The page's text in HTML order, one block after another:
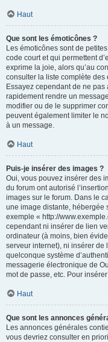
Haut
Que sont les émoticônes ?
Les émoticônes sont de
code court et qui permettent
exprime la joie, alors qu’au
consulter la liste complète
Essayez cependant de ne
rapidement rendre un
modifier ou de le supprimer
peuvent également limiter le
à un message.
Haut
Puis-je insérer des images ?
Oui, vous pouvez insérer des
du forum ont autorisé
images sur le forum. Dans le
une image distante, hébergée
exemple « http://
cependant ni insérer de lien
ordinateur (à moins, bien
serveur internet), ni insérer
quelconque système
messagerie électronique de
mot de passe, etc. Pour
Haut
Que sont les annonces
Les annonces générales
vous devriez consulter en